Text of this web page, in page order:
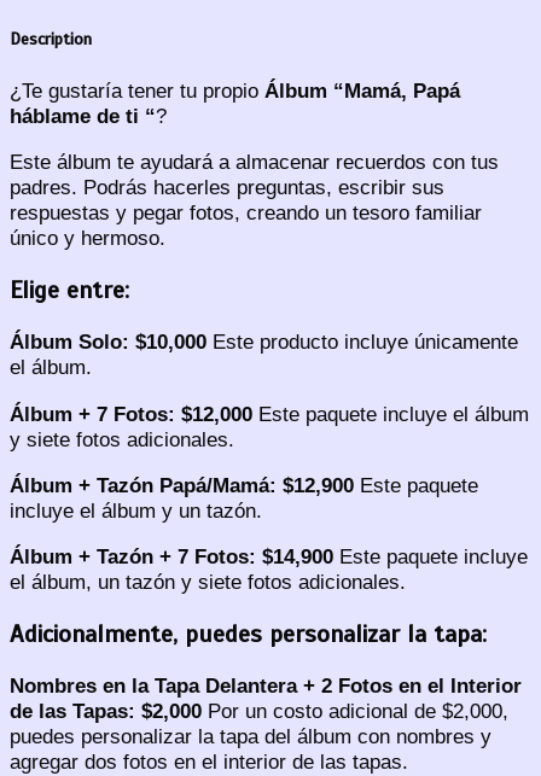
Description
¿Te gustaría tener tu propio Álbum “Mamá, Papá
háblame de ti “?
Este álbum te ayudará a almacenar recuerdos con tus
padres. Podrás hacerles preguntas, escribir sus
respuestas y pegar fotos, creando un tesoro familiar
único y hermoso.
Elige entre:
Álbum Solo: $10,000 Este producto incluye únicamente
el álbum.
Álbum + 7 Fotos: $12,000 Este paquete incluye el álbum
y siete fotos adicionales.
Álbum + Tazón Papá/Mamá: $12,900 Este paquete
incluye el álbum y un tazón.
Álbum + Tazón + 7 Fotos: $14,900 Este paquete incluye
el álbum, un tazón y siete fotos adicionales.
Adicionalmente, puedes personalizar la tapa:
Nombres en la Tapa Delantera + 2 Fotos en el Interior
de las Tapas: $2,000 Por un costo adicional de $2,000,
puedes personalizar la tapa del álbum con nombres y
agregar dos fotos en el interior de las tapas.